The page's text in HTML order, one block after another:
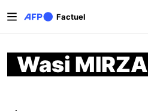
Factuel
Wasi MIRZA